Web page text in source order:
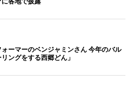
ーマーのベンジャミンさん 今年のバル
ングをする西郷どん」